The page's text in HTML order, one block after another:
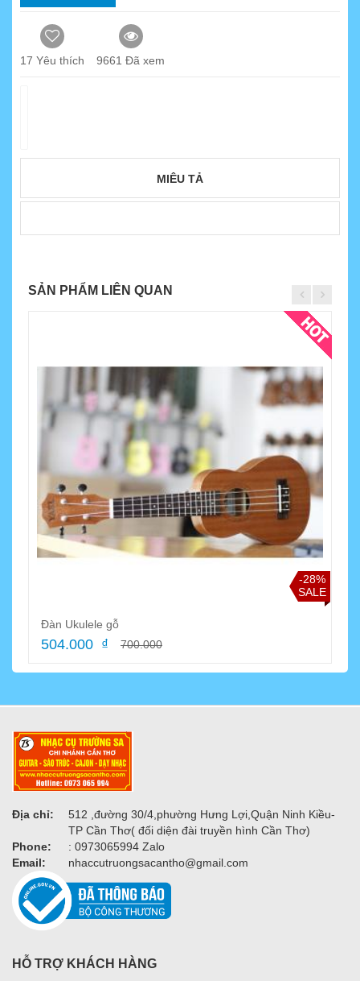
17 Yêu thích 9661 Đã xem
MIÊU TẢ
SẢN PHẨM LIÊN QUAN
-28%
SALE
Đàn Ukulele gỗ
504.000 ₫ 700.000
Địa chỉ:
512 ,đường 30/4,phường Hưng Lợi,Quận Ninh Kiều-
TP Cần Thơ( đối diện đài truyền hình Cần Thơ)
Phone:
: 0973065994 Zalo
Email:
nhaccutruongsacantho@gmail.com
HỖ TRỢ KHÁCH HÀNG